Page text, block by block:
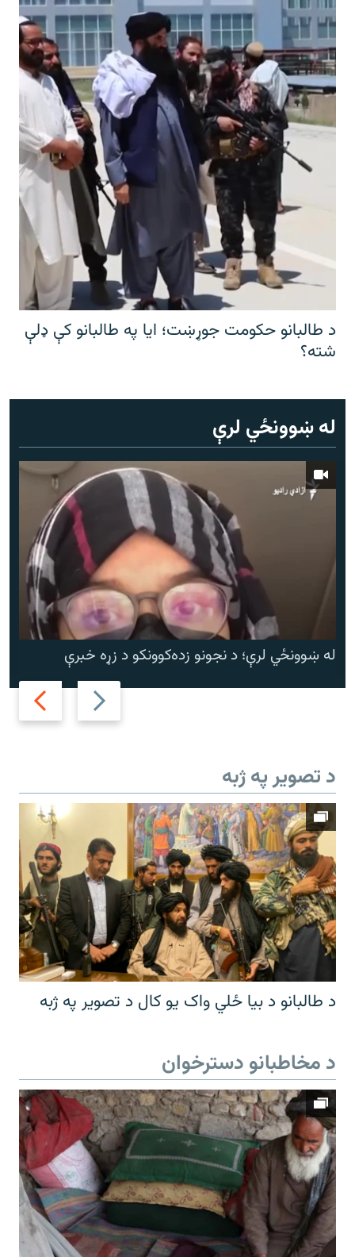
د طالبانو حکومت جوړښت؛ ایا په طالبانو کې ډلې
شته؟
له ښوونځي لرې
Previous
slide
Next
slide
له ښوونځي لرې؛ د نجونو زده‌کوونکو د زړه خبرې
د تصویر په ژبه
د طالبانو د بیا ځلي واک یو کال د تصویر په ژبه
د مخاطبانو دسترخوان